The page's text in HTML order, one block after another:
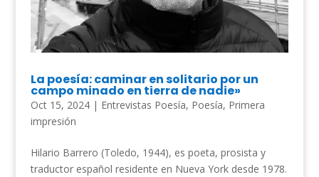
La poesía: caminar en solitario por un
campo minado en tierra de nadie»
Oct 15, 2024| Entrevistas Poesía, Poesía, Primera
impresión
Hilario Barrero (Toledo, 1944), es poeta, prosista y
traductor español residente en Nueva York desde 1978.